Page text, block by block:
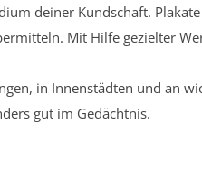
deiner Kundschaft.
Mit Hilfe gezielter
in Innenstädten und an
gut im Gedächtnis.